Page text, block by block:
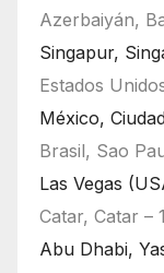
Azerbaiyán,
Singapur,
Estados
México,
Brasil, Sao
Las Vegas
Catar, Catar –
Abu Dhabi,